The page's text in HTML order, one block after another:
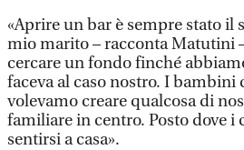
«Aprire un bar è sempre stato il
mio marito – racconta Matutini
cercare un fondo finché
faceva al caso nostro. I bambini
volevamo creare qualcosa di
familiare in centro. Posto dove i
sentirsi a casa».